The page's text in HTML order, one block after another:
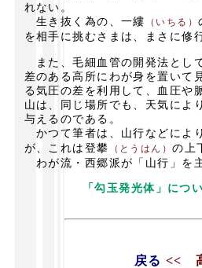
れない。
生き抜く為の、一縷
（いちる）
を相手に挑むさまは、まさに修
また、毛細血管の開発法とし
差のある高所にわが身を置いて
る気圧の差を利用して、血圧や
山は、同じ場所でも、天気によ
与えるのである。
かつて筆者は、山行などによ
が、これは登攀 （とうはん）の上
わが流・西郷派が「山行」を
「勾玉発光体」につ
戻る <<